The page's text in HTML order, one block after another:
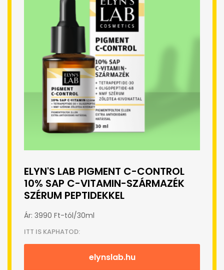
ELYN'S LAB PIGMENT C-CONTROL
10% SAP C-VITAMIN-SZÁRMAZÉK
SZÉRUM PEPTIDEKKEL
Ár: 3990 Ft-tól/30ml
ITT IS KAPHATOD:
elynslab.hu